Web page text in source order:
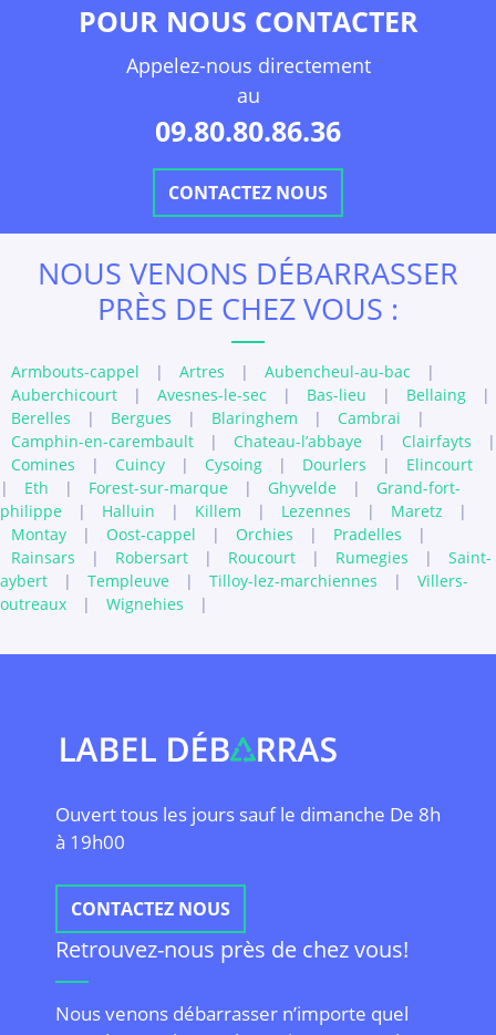
POUR NOUS CONTACTER
Appelez-nous directement
au
09.80.80.86.36
CONTACTEZ NOUS
NOUS VENONS DÉBARRASSER
PRÈS DE CHEZ VOUS :
Armbouts-cappel | Artres | Aubencheul-au-bac
|
Auberchicourt
| Avesnes-le-sec | Bas-lieu | Bellaing
|
Berelles
| Bergues | Blaringhem | Cambrai
|
Camphin-en-carembault
| Chateau-l’abbaye | Clairfayts
|
Comines
| Cuincy | Cysoing | Dourlers |
Elincourt
|
Eth | Forest-sur-marque | Ghyvelde |
Grand-fort-
philippe
| Halluin | Killem | Lezennes | Maretz
|
Montay
| Oost-cappel | Orchies | Pradelles
|
Rainsars
| Robersart | Roucourt | Rumegies |
Saint-
aybert
| Templeuve | Tilloy-lez-marchiennes |
Villers-
outreaux
| Wignehies |
Ouvert tous les jours sauf le dimanche De 8h
à 19h00
CONTACTEZ NOUS
Retrouvez-nous près de chez vous!
Nous venons débarrasser n’importe quel